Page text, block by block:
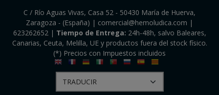
C / Río Aguas Vivas, Casa 52 - 50430 María de Huerva,
Zaragoza - (España) | comercial@hemoludica.com |
623262652| Tiempo de Entrega: 24h-48h, salvo Baleares,
Canarias, Ceuta, Melilla, UE y productos fuera del stock físico.
(*) Precios con Impuestos incluidos